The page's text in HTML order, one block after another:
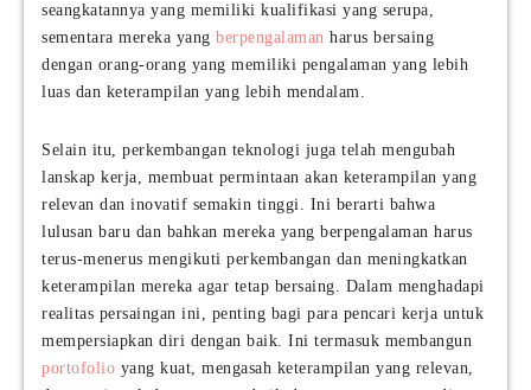
seangkatannya yang memiliki kualifikasi yang serupa,
sementara mereka yang berpengalaman harus bersaing
dengan orang-orang yang memiliki pengalaman yang lebih
luas dan keterampilan yang lebih mendalam.
Selain itu, perkembangan teknologi juga telah mengubah
lanskap kerja, membuat permintaan akan keterampilan yang
relevan dan inovatif semakin tinggi. Ini berarti bahwa
lulusan baru dan bahkan mereka yang berpengalaman harus
terus-menerus mengikuti perkembangan dan meningkatkan
keterampilan mereka agar tetap bersaing. Dalam menghadapi
realitas persaingan ini, penting bagi para pencari kerja untuk
mempersiapkan diri dengan baik. Ini termasuk membangun
portofolio yang kuat, mengasah keterampilan yang relevan,